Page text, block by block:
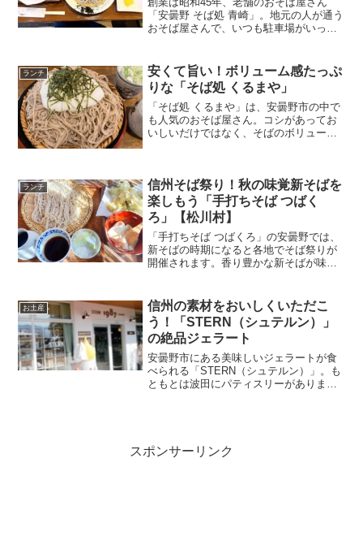
「安曇野 そば処 青崎」。地元の人が通う
おそば屋さんで、いつも駐車場がいっぱ
うので、余裕を持って訪れて下さいね。
今回は「安曇野 そば処 青崎」を紹介しま
す。
ランチ
安くて旨い！ボリューム感たっぷ
りな「そば処 くるまや」
「そば処 くるまや」は、安曇野市の中で
も人気のおそば屋さん。コシがあってお
いしいだけではなく、そばのボリューム
「そば処 くるまや」を紹介します。
ランチ
信州そば祭り！秋の味覚新そばを
楽しもう「手打ちそば つばく
ろ」【松川村】
「手打ちそば つばくろ」の安曇野では、
新そばの時期になると各地でそば祭りが
開催されます。香り豊かな新そばが味わ
打ちそば つばくろ」に行ってきました。
今回は「手打ちそば つばくろ」を紹介し
ます。
お土産
信州の素材をおいしくいただこ
う！「STERN（シュテルン）」
の絶品ジェラート
安曇野市にある美味しいジェラートが食
べられる「STERN（シュテルン）」。も
ともとは波田にパティスリーがありまし
「PATISSERIE GELATERIA STERN
AZUMINO」で、美味しいジェラートをい
スポンサーリンク